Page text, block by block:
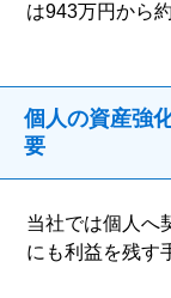
は943万円から
個人の資産強
要
当社では個人へ
にも利益を残す